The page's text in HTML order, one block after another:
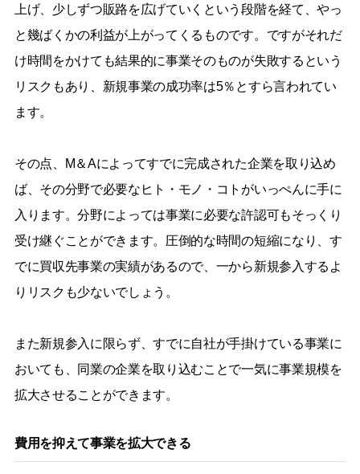
上げ、少しずつ販路を広げていくという段階を経て、やっ
と幾ばくかの利益が上がってくるものです。ですがそれだ
け時間をかけても結果的に事業そのものが失敗するという
リスクもあり、新規事業の成功率は5％とすら言われてい
ます。
その点、M＆Aによってすでに完成された企業を取り込め
ば、その分野で必要なヒト・モノ・コトがいっぺんに手に
入ります。分野によっては事業に必要な許認可もそっくり
受け継ぐことができます。圧倒的な時間の短縮になり、す
でに買収先事業の実績があるので、一から新規参入するよ
りリスクも少ないでしょう。
また新規参入に限らず、すでに自社が手掛けている事業に
おいても、同業の企業を取り込むことで一気に事業規模を
拡大させることができます。
費用を抑えて事業を拡大できる